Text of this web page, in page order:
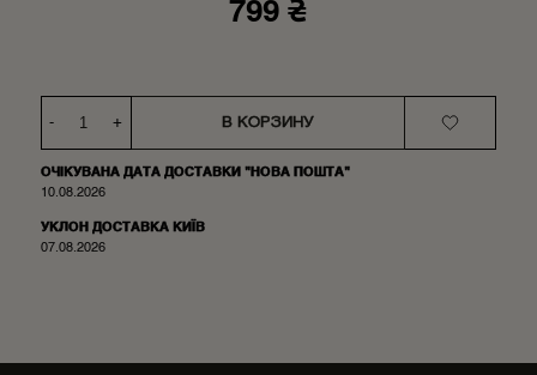
799 ₴
- + В КОРЗИНУ
ОЧІКУВАНА ДАТА ДОСТАВКИ "НОВА ПОШТА"
10.08.2026
УКЛОН ДОСТАВКА КИЇВ
07.08.2026